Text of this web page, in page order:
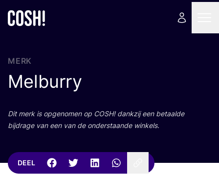
MERK
Melburry
Dit merk is opge­no­men op COSH! dank­zij een betaal­de
bij­dra­ge van een van de onder­staan­de winkels.
DEEL